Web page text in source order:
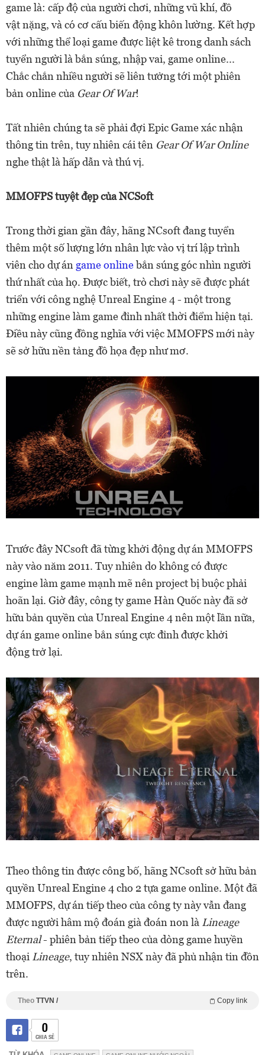
game là: cấp độ của người chơi, những vũ khí, đồ
vật nặng, và có cơ cấu biến động khôn lường. Kết hợp
với những thể loại game được liệt kê trong danh sách
tuyển người là bắn súng, nhập vai, game online...
Chắc chắn nhiều người sẽ liên tưởng tới một phiên
bản online của Gear Of War!
Tất nhiên chúng ta sẽ phải đợi Epic Game xác nhận
thông tin trên, tuy nhiên cái tên Gear Of War Online
nghe thật là hấp dẫn và thú vị.
MMOFPS tuyệt đẹp của NCSoft
Trong thời gian gần đây, hãng NCsoft đang tuyển
thêm một số lượng lớn nhân lực vào vị trí lập trình
viên cho dự án game onlinebắn súng góc nhìn người
thứ nhất của họ. Được biết, trò chơi này sẽ được phát
triển với công nghệ Unreal Engine 4 - một trong
những engine làm game đỉnh nhất thời điểm hiện tại.
Điều này cũng đồng nghĩa với việc MMOFPS mới này
sẽ sở hữu nền tảng đồ họa đẹp như mơ.
Trước đây NCsoft đã từng khởi động dự án MMOFPS
này vào năm 2011. Tuy nhiên do không có được
engine làm game mạnh mẽ nên project bị buộc phải
hoãn lại. Giờ đây, công ty game Hàn Quốc này đã sở
hữu bản quyền của Unreal Engine 4 nên một lần nữa,
dự án game online bắn súng cực đỉnh được khởi
động trở lại.
Theo thông tin được công bố, hãng NCsoft sở hữu bản
quyền Unreal Engine 4 cho 2 tựa game online. Một đã
MMOFPS, dự án tiếp theo của công ty này vẫn đang
được người hâm mộ đoán già đoán non là Lineage
Eternal- phiên bản tiếp theo của dòng game huyền
thoại Lineage, tuy nhiên NSX này đã phủ nhận tin đồn
trên.
Theo TTVN / Copy link
0
CHIA SẺ